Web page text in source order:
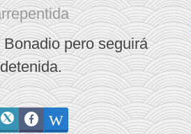
pero seguirá
detenida.